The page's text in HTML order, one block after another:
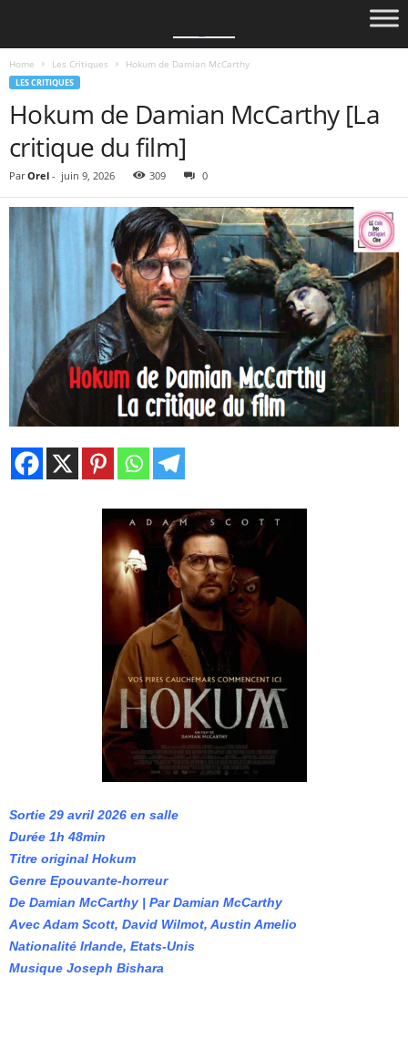
Home Les Critiques Hokum de Damian McCarthy
LES CRITIQUES
Hokum de Damian McCarthy [La
critique du film]
Par Orel - juin 9, 2026 309 0
Sortie 29 avril 2026 en salle
Durée 1h 48min
Titre original Hokum
Genre Epouvante-horreur
De Damian McCarthy | Par Damian McCarthy
Avec Adam Scott, David Wilmot, Austin Amelio
Nationalité Irlande, Etats-Unis
Musique Joseph Bishara